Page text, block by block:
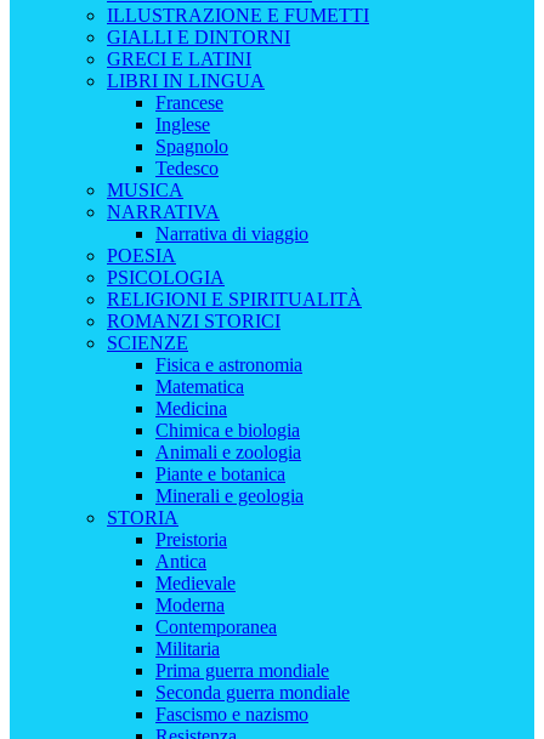
ILLUSTRAZIONE E FUMETTI
GIALLI E DINTORNI
GRECI E LATINI
LIBRI IN LINGUA
Francese
Inglese
Spagnolo
Tedesco
MUSICA
NARRATIVA
Narrativa di viaggio
POESIA
PSICOLOGIA
RELIGIONI E SPIRITUALITÀ
ROMANZI STORICI
SCIENZE
Fisica e astronomia
Matematica
Medicina
Chimica e biologia
Animali e zoologia
Piante e botanica
Minerali e geologia
STORIA
Preistoria
Antica
Medievale
Moderna
Contemporanea
Militaria
Prima guerra mondiale
Seconda guerra mondiale
Fascismo e nazismo